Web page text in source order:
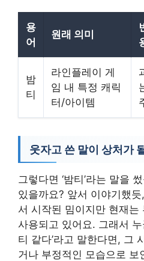
용
어
원래 의미
밤
티
라인플레이 게
임 내 특정 캐릭
터/아이템
웃자고 쓴 말이 상처가
그렇다면 ‘밤티’라는 말을
있을까요? 앞서 이야기했
서 시작된 밈이지만 현재는
사용되고 있어요. 그래서
티 같다’라고 말한다면, 그
거나 부정적인 모습으로 보